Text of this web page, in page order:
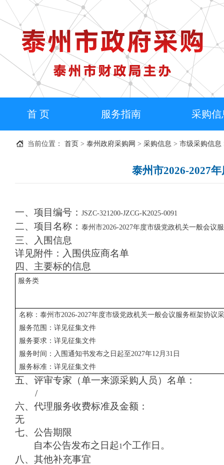
首 页 服务指南 采购信
当前位置： 首页 > 泰州政府采购网 > 采购信息 > 市级采购信息
泰州市2026-2027
一、项目编号： JSZC-321200-JZCG-K2025-0091
二、项目名称： 泰州市2026-2027年度市级党政机关一般会议
三、入围信息
详见附件：入围供应商名单
四、主要标的信息
服务类
名称：泰州市2026-2027年度市级党政机关一般会议服务框架协议
服务范围：详见征集文件
服务要求：详见征集文件
服务时间：入围通知书发布之日起至2027年12月31日
服务标准：详见征集文件
五、评审专家（单一来源采购人员）名单：
/
六、代理服务收费标准及金额：
无
七、公告期限
自本公告发布之日起 1个工作日。
八、其他补充事宜